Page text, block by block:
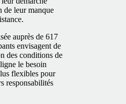
de leur manque
auprès de 617
envisagent de
des conditions de
le besoin
flexibles pour
responsabilités